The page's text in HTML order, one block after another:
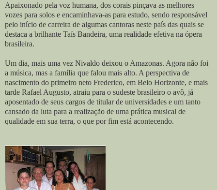
Apaixonado pela voz humana, dos corais pinçava as melhores
vozes para solos e encaminhava-as para estudo, sendo responsável
pelo início de carreira de algumas cantoras neste país das quais se
destaca a brilhante Taís Bandeira, uma realidade efetiva na ópera
brasileira.
Um dia, mais uma vez Nivaldo deixou o Amazonas. Agora não foi
a música, mas a família que falou mais alto. A perspectiva de
nascimento do primeiro neto Frederico, em Belo Horizonte, e mais
tarde Rafael Augusto, atraiu para o sudeste brasileiro o avô, já
aposentado de seus cargos de titular de universidades e um tanto
cansado da luta para a realização de uma prática musical de
qualidade em sua terra, o que por fim está acontecendo.